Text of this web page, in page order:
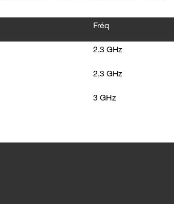
Fréq
2,3 GHz
2,3 GHz
3 GHz